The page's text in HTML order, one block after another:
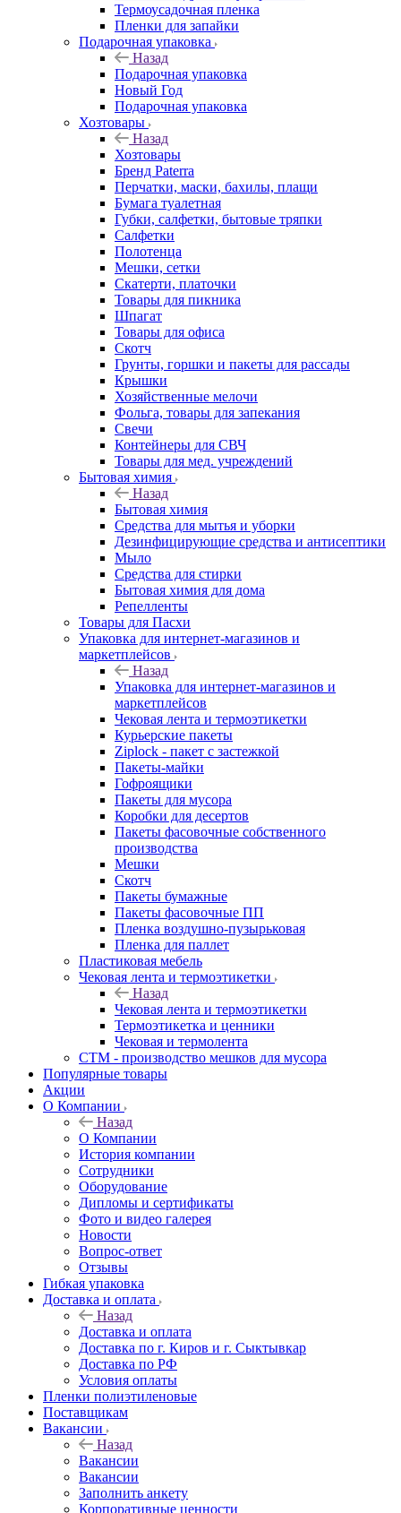
Термоусадочная пленка
Пленки для запайки
Подарочная упаковка
Назад
Подарочная упаковка
Новый Год
Подарочная упаковка
Хозтовары
Назад
Хозтовары
Бренд Paterra
Перчатки, маски, бахилы, плащи
Бумага туалетная
Губки, салфетки, бытовые тряпки
Салфетки
Полотенца
Мешки, сетки
Скатерти, платочки
Товары для пикника
Шпагат
Товары для офиса
Скотч
Грунты, горшки и пакеты для рассады
Крышки
Хозяйственные мелочи
Фольга, товары для запекания
Свечи
Контейнеры для СВЧ
Товары для мед. учреждений
Бытовая химия
Назад
Бытовая химия
Средства для мытья и уборки
Дезинфицирующие средства и антисептики
Мыло
Средства для стирки
Бытовая химия для дома
Репелленты
Товары для Пасхи
Упаковка для интернет-магазинов и
маркетплейсов
Назад
Упаковка для интернет-магазинов и
маркетплейсов
Чековая лента и термоэтикетки
Курьерские пакеты
Ziplock - пакет с застежкой
Пакеты-майки
Гофроящики
Пакеты для мусора
Коробки для десертов
Пакеты фасовочные собственного
производства
Мешки
Скотч
Пакеты бумажные
Пакеты фасовочные ПП
Пленка воздушно-пузырьковая
Пленка для паллет
Пластиковая мебель
Чековая лента и термоэтикетки
Назад
Чековая лента и термоэтикетки
Термоэтикетка и ценники
Чековая и термолента
СТМ - производство мешков для мусора
Популярные товары
Акции
О Компании
Назад
О Компании
История компании
Сотрудники
Оборудование
Дипломы и сертификаты
Фото и видео галерея
Новости
Вопрос-ответ
Отзывы
Гибкая упаковка
Доставка и оплата
Назад
Доставка и оплата
Доставка по г. Киров и г. Сыктывкар
Доставка по РФ
Условия оплаты
Пленки полиэтиленовые
Поставщикам
Вакансии
Назад
Вакансии
Вакансии
Заполнить анкету
Корпоративные ценности